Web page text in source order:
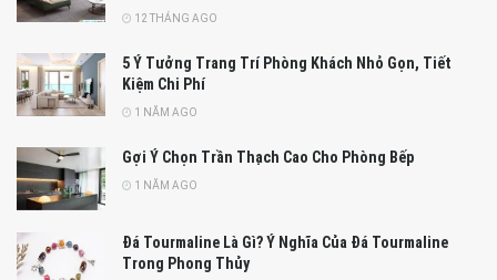
12 THÁNG AGO
5 Ý Tưởng Trang Trí Phòng Khách Nhỏ Gọn, Tiết
Kiệm Chi Phí
1 NĂM AGO
Gợi Ý Chọn Trần Thạch Cao Cho Phòng Bếp
1 NĂM AGO
Đá Tourmaline Là Gì? Ý Nghĩa Của Đá Tourmaline
Trong Phong Thủy